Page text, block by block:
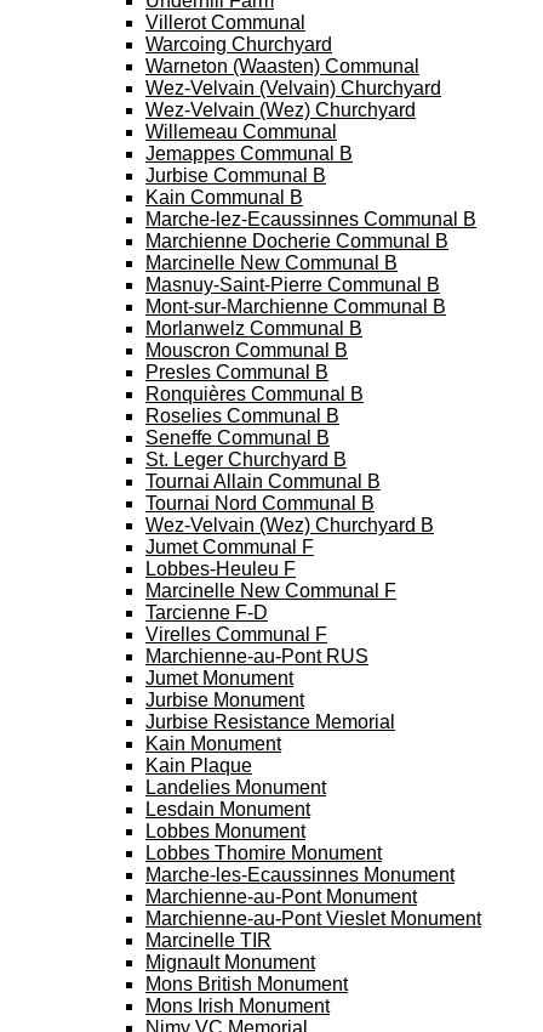
Villerot Communal
Warcoing Churchyard
Warneton (Waasten) Communal
Wez-Velvain (Velvain) Churchyard
Wez-Velvain (Wez) Churchyard
Willemeau Communal
Jemappes Communal B
Jurbise Communal B
Kain Communal B
Marche-lez-Ecaussinnes Communal B
Marchienne Docherie Communal B
Marcinelle New Communal B
Masnuy-Saint-Pierre Communal B
Mont-sur-Marchienne Communal B
Morlanwelz Communal B
Mouscron Communal B
Presles Communal B
Ronquières Communal B
Roselies Communal B
Seneffe Communal B
St. Leger Churchyard B
Tournai Allain Communal B
Tournai Nord Communal B
Wez-Velvain (Wez) Churchyard B
Jumet Communal F
Lobbes-Heuleu F
Marcinelle New Communal F
Tarcienne F-D
Virelles Communal F
Marchienne-au-Pont RUS
Jumet Monument
Jurbise Monument
Jurbise Resistance Memorial
Kain Monument
Kain Plaque
Landelies Monument
Lesdain Monument
Lobbes Monument
Lobbes Thomire Monument
Marche-les-Ecaussinnes Monument
Marchienne-au-Pont Monument
Marchienne-au-Pont Vieslet Monument
Marcinelle TIR
Mignault Monument
Mons British Monument
Mons Irish Monument
Nimy VC Memorial